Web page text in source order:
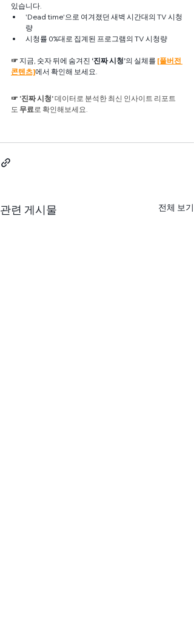
있습니다.
'Dead time'으로 여겨졌던 새벽 시간대의 TV 시청
량
시청률 0%대로 집계된 프로그램의 TV 시청량
☞ 지금, 숫자 뒤에 숨겨진 ‘진짜 시청’의 실체를 [풀버전
콘텐츠]에서 확인해 보세요.
☞ '진짜 시청' 데이터로 분석한 최신 인사이트 리포트
도 무료로 확인해보세요.
관련 게시물 전체 보기